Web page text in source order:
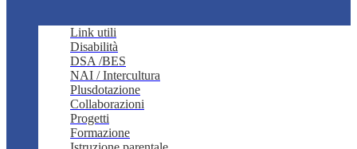
Link utili
Disabilità
DSA /BES
NAI / Intercultura
Plusdotazione
Collaborazioni
Progetti
Formazione